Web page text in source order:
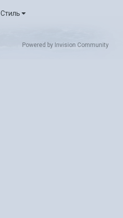
Стиль
Powered by Invision Community